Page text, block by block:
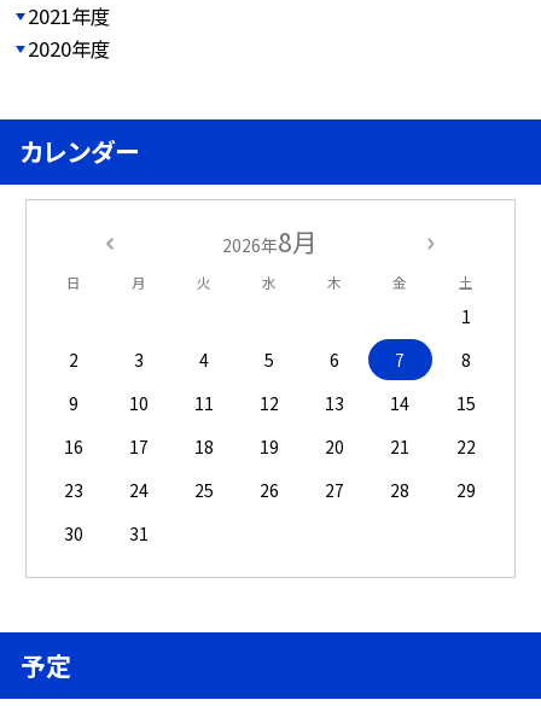
2021年度
2020年度
カレンダー
2026年8月
日 月 火 水 木 金 土
1
2
3 4 5 6 7
8
9
10 11 12 13 14
15
16
17 18 19 20 21
22
23
24 25 26 27 28
29
30
31
予定